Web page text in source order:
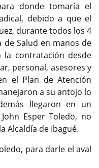
donde tomaría el
debido a que el
durante todos los 4
de Salud en manos de
la contratación desde
personal, asesores y
el Plan de Atención
a su antojo lo
llegaron en un
Esper Toledo, no
Alcaldía de Ibagué.
para darle el aval